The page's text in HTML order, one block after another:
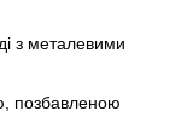
з металевими
позбавленою